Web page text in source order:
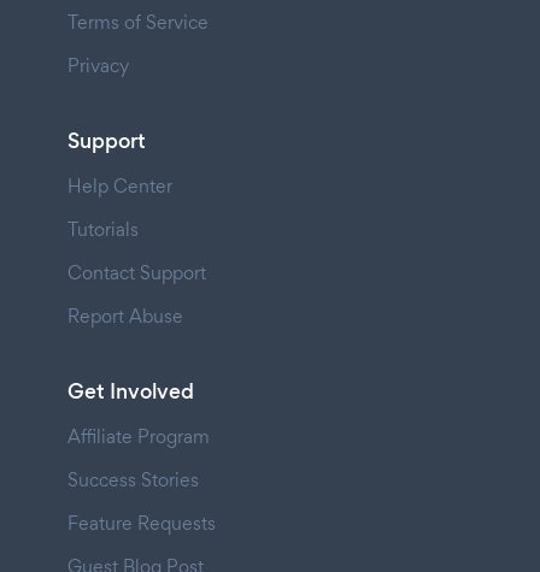
Terms of Service
Privacy
Support
Help Center
Tutorials
Contact Support
Report Abuse
Get Involved
Affiliate Program
Success Stories
Feature Requests
Guest Blog Post